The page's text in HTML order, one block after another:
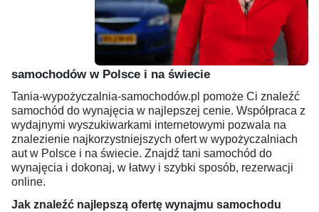
samochodów w Polsce i na świecie
Tania-wypożyczalnia-samochodów.pl pomoże Ci znaleźć
samochód do wynajęcia w najlepszej cenie. Współpraca z
wydajnymi wyszukiwarkami internetowymi pozwala na
znalezienie najkorzystniejszych ofert w wypożyczalniach
aut w Polsce i na świecie. Znajdź tani samochód do
wynajęcia i dokonaj, w łatwy i szybki sposób, rezerwacji
online.
Jak znaleźć najlepszą ofertę wynajmu samochodu